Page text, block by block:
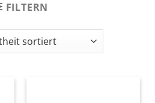
FILTERN